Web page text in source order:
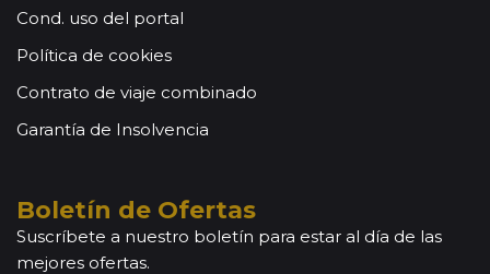
Cond. uso del portal
Política de cookies
Contrato de viaje combinado
Garantía de Insolvencia
Boletín de Ofertas
Suscríbete a nuestro boletín para estar al día de las
mejores ofertas.